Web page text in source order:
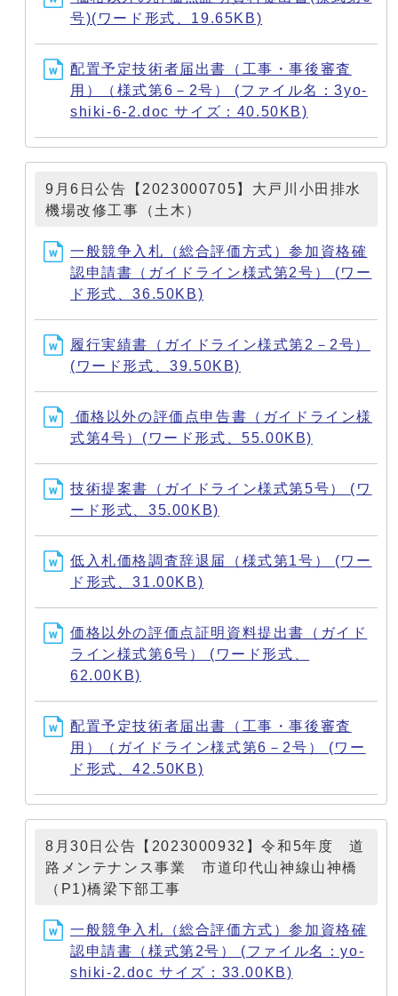
号)(ワード形式、19.65KB)
配置予定技術者届出書（工事・事後審査
用）（様式第6－2号） (ファイル名：3yo-
shiki-6-2.doc サイズ：40.50KB)
9月6日公告【2023000705】大戸川小田排水
機場改修工事（土木）
一般競争入札（総合評価方式）参加資格確
認申請書（ガイドライン様式第2号） (ワー
ド形式、36.50KB)
履行実績書（ガイドライン様式第2－2号）
(ワード形式、39.50KB)
価格以外の評価点申告書（ガイドライン様
式第4号）(ワード形式、55.00KB)
技術提案書（ガイドライン様式第5号） (ワ
ード形式、35.00KB)
低入札価格調査辞退届（様式第1号） (ワー
ド形式、31.00KB)
価格以外の評価点証明資料提出書（ガイド
ライン様式第6号） (ワード形式、
62.00KB)
配置予定技術者届出書（工事・事後審査
用）（ガイドライン様式第6－2号） (ワー
ド形式、42.50KB)
8月30日公告【2023000932】令和5年度 道
路メンテナンス事業 市道印代山神線山神橋
（P1)橋梁下部工事
一般競争入札（総合評価方式）参加資格確
認申請書（様式第2号） (ファイル名：yo-
shiki-2.doc サイズ：33.00KB)